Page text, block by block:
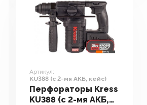
Артикул:
KU388 (с 2-мя АКБ, кейс)
Перфораторы Kress
KU388 (с 2-мя АКБ,